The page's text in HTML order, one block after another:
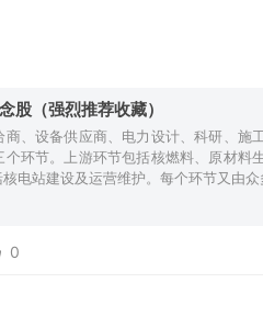
股（强烈推荐收藏）
、设备供应商、电力设计、科研、
环节。上游环节包括核燃料、原材
电站建设及运营维护。每个环节又由
0